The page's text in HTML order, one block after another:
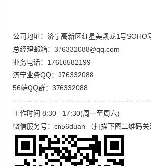
公司地址：济宁高新区红星美凯龙1号
总经理邮箱：376332088@qq.com
业务电话：17616582199
济宁业务QQ：376332088
56端QQ群：376332088
工作时间 8:30 - 17:30(周一至周六)
微信服务号：cn56duan （扫描下图二维码关